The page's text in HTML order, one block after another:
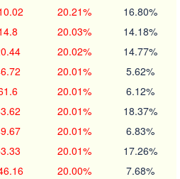
20.21% 16.80%
20.03% 14.18%
20.02% 14.77%
20.01% 5.62%
20.01% 6.12%
20.01% 18.37%
20.01% 6.83%
20.01% 17.26%
20.00% 7.68%